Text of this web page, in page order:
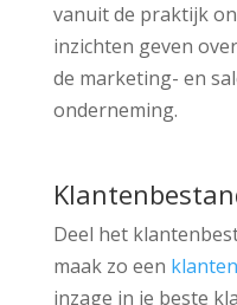
vanuit de praktijk
inzichten geven
de marketing- en
onderneming.
Deel het
maak zo een
inzage in je beste